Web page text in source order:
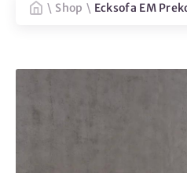
\ Shop \ Ecksofa EM